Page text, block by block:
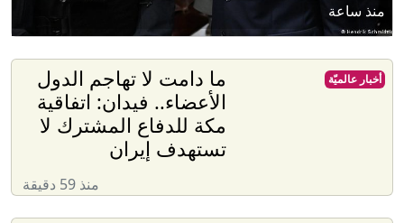
منذ ساعة
ما دامت لا تهاجم الدول
الأعضاء.. فيدان: اتفاقية
مكة للدفاع المشترك لا
تستهدف إيران
منذ 59 دقيقة
أخبار عالميّة